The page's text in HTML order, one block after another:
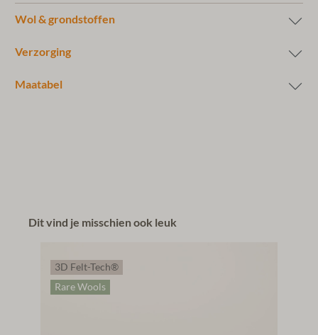
Wol & grondstoffen
Verzorging
Maatabel
Dit vind je misschien ook leuk
3D Felt-Tech®
Rare Wools